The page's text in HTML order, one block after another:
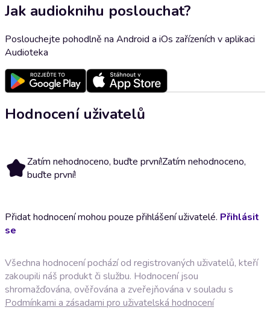
Jak audioknihu poslouchat?
Poslouchejte pohodlně na Android a iOs zařízeních v aplikaci
Audioteka
Hodnocení uživatelů
Zatím nehodnoceno, buďte první!Zatím nehodnoceno,
buďte první!
Přidat hodnocení mohou pouze přihlášení uživatelé. Přihlásit
se
Všechna hodnocení pochází od registrovaných uživatelů, kteří
zakoupili náš produkt či službu. Hodnocení jsou
shromažďována, ověřována a zveřejňována v souladu s
Podmínkami a zásadami pro uživatelská hodnocení